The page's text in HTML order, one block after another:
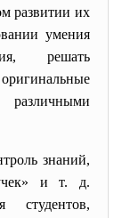
развитии их
умения
решать
различными
знаний,
и т. д.
студентов,